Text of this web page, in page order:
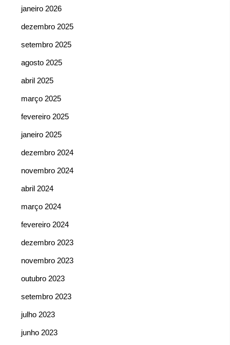
janeiro 2026
dezembro 2025
setembro 2025
agosto 2025
abril 2025
março 2025
fevereiro 2025
janeiro 2025
dezembro 2024
novembro 2024
abril 2024
março 2024
fevereiro 2024
dezembro 2023
novembro 2023
outubro 2023
setembro 2023
julho 2023
junho 2023